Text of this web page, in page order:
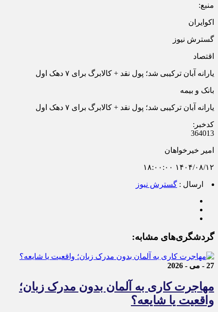
منبع:
اکوایران
گسترش نیوز
اقتصاد
یارانه آبان ترکیبی شد؛ پول نقد + کالابرگ برای ۷ دهک اول
بانک و بیمه
یارانه آبان ترکیبی شد؛ پول نقد + کالابرگ برای ۷ دهک اول
کدخبر:
364013
امیر خیرخواهان
۱۴۰۴/۰۸/۱۲ ۱۸:۰۰:۰۰
ارسال : گسترش نیوز
گردشگری‌های مشابه:
27 - می - 2026
مهاجرت کاری به آلمان بدون مدرک زبان؛
واقعیت یا شایعه؟